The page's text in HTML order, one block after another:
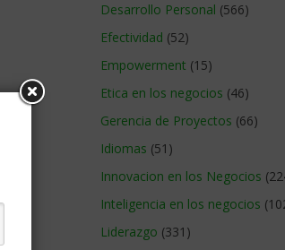
Desarrollo Personal (566)
Efectividad (52)
Empowerment (15)
Etica en los negocios (46)
Gerencia de Proyectos (66)
Idiomas (51)
Innovacion en los Negocios
Inteligencia en los negocios
Liderazgo (331)